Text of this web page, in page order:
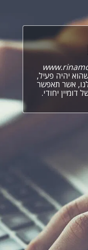
יהיה פעיל,
אשר תאפשר
דומיין יחודי.